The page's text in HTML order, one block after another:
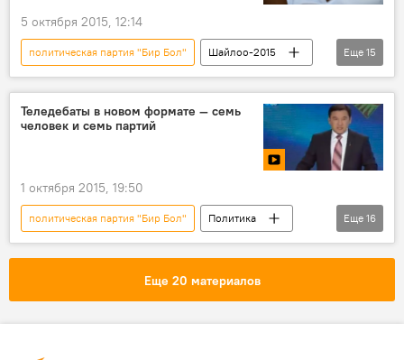
фракция
5 октября 2015, 12:14
политическая партия "Бир Бол"
Шайлоо-2015
Новости
Общество
Ход кампании
СДПК
ПП "Республика"
Партия "Онугуу-Прогресс"
партия "Ата Мекен"
выборы
голосование
участок
Еще 15
Теледебаты в новом формате — семь
человек и семь партий
1 октября 2015, 19:50
политическая партия "Бир Бол"
Политика
Шайлоо-2015
Новости
СДПК
ПП "Ар-Намыс"
ПП "Замандаш-Современник"
Еще 16
Еще 20 материалов